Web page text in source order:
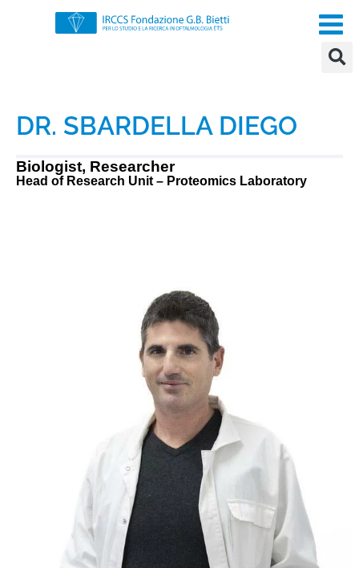
DR. SBARDELLA DIEGO
Biologist, Researcher
Head of Research Unit – Proteomics Laboratory